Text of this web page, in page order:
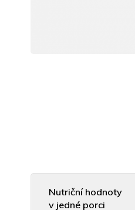
Nutriční hodnoty
v jedné porci